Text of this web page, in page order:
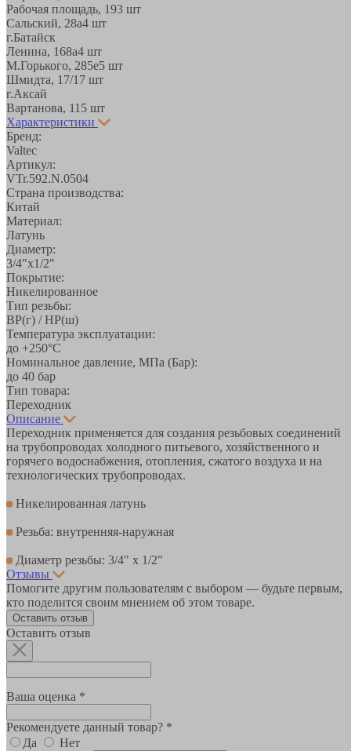
Рабочая площадь, 193 шт
Сальский, 28a4 шт
г.Батайск
Ленина, 168а4 шт
М.Горького, 285е5 шт
Шмидта, 17/1 7 шт
г.Аксай
Вартанова, 11 5 шт
Характеристики
Бренд:
Valtec
Артикул:
VTr.592.N.0504
Страна производства:
Китай
Материал:
Латунь
Диаметр:
3/4"х1/2"
Покрытие:
Никелированное
Тип резьбы:
ВР(г) / НР(ш)
Температура эксплуатации:
до +250°С
Номинальное давление, МПа (Бар):
до 40 бар
Тип товара:
Переходник
Описание
Переходник применяется для создания резьбовых соединений
на трубопроводах холодного питьевого, хозяйственного и
горячего водоснабжения, отопления, сжатого воздуха и на
технологических трубопроводах.
Никелированная латунь
Резьба: внутренняя-наружная
Диаметр резьбы: 3/4" х 1/2"
Отзывы
Помогите другим пользователям с выбором — будьте первым,
кто поделится своим мнением об этом товаре.
Оставить отзыв
Оставить отзыв
Ваша оценка *
Рекомендуете данный товар? *
Да
Нет